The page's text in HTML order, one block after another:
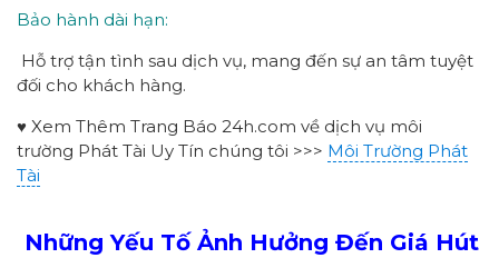
Bảo hành dài hạn:
Hỗ trợ tận tình sau dịch vụ, mang đến sự an tâm tuyệt
đối cho khách hàng.
♥ Xem Thêm Trang Báo 24h.com về dịch vụ môi
trường Phát Tài Uy Tín chúng tôi >>> Môi Trường Phát
Tài
Những Yếu Tố Ảnh Hưởng Đến Giá Hút